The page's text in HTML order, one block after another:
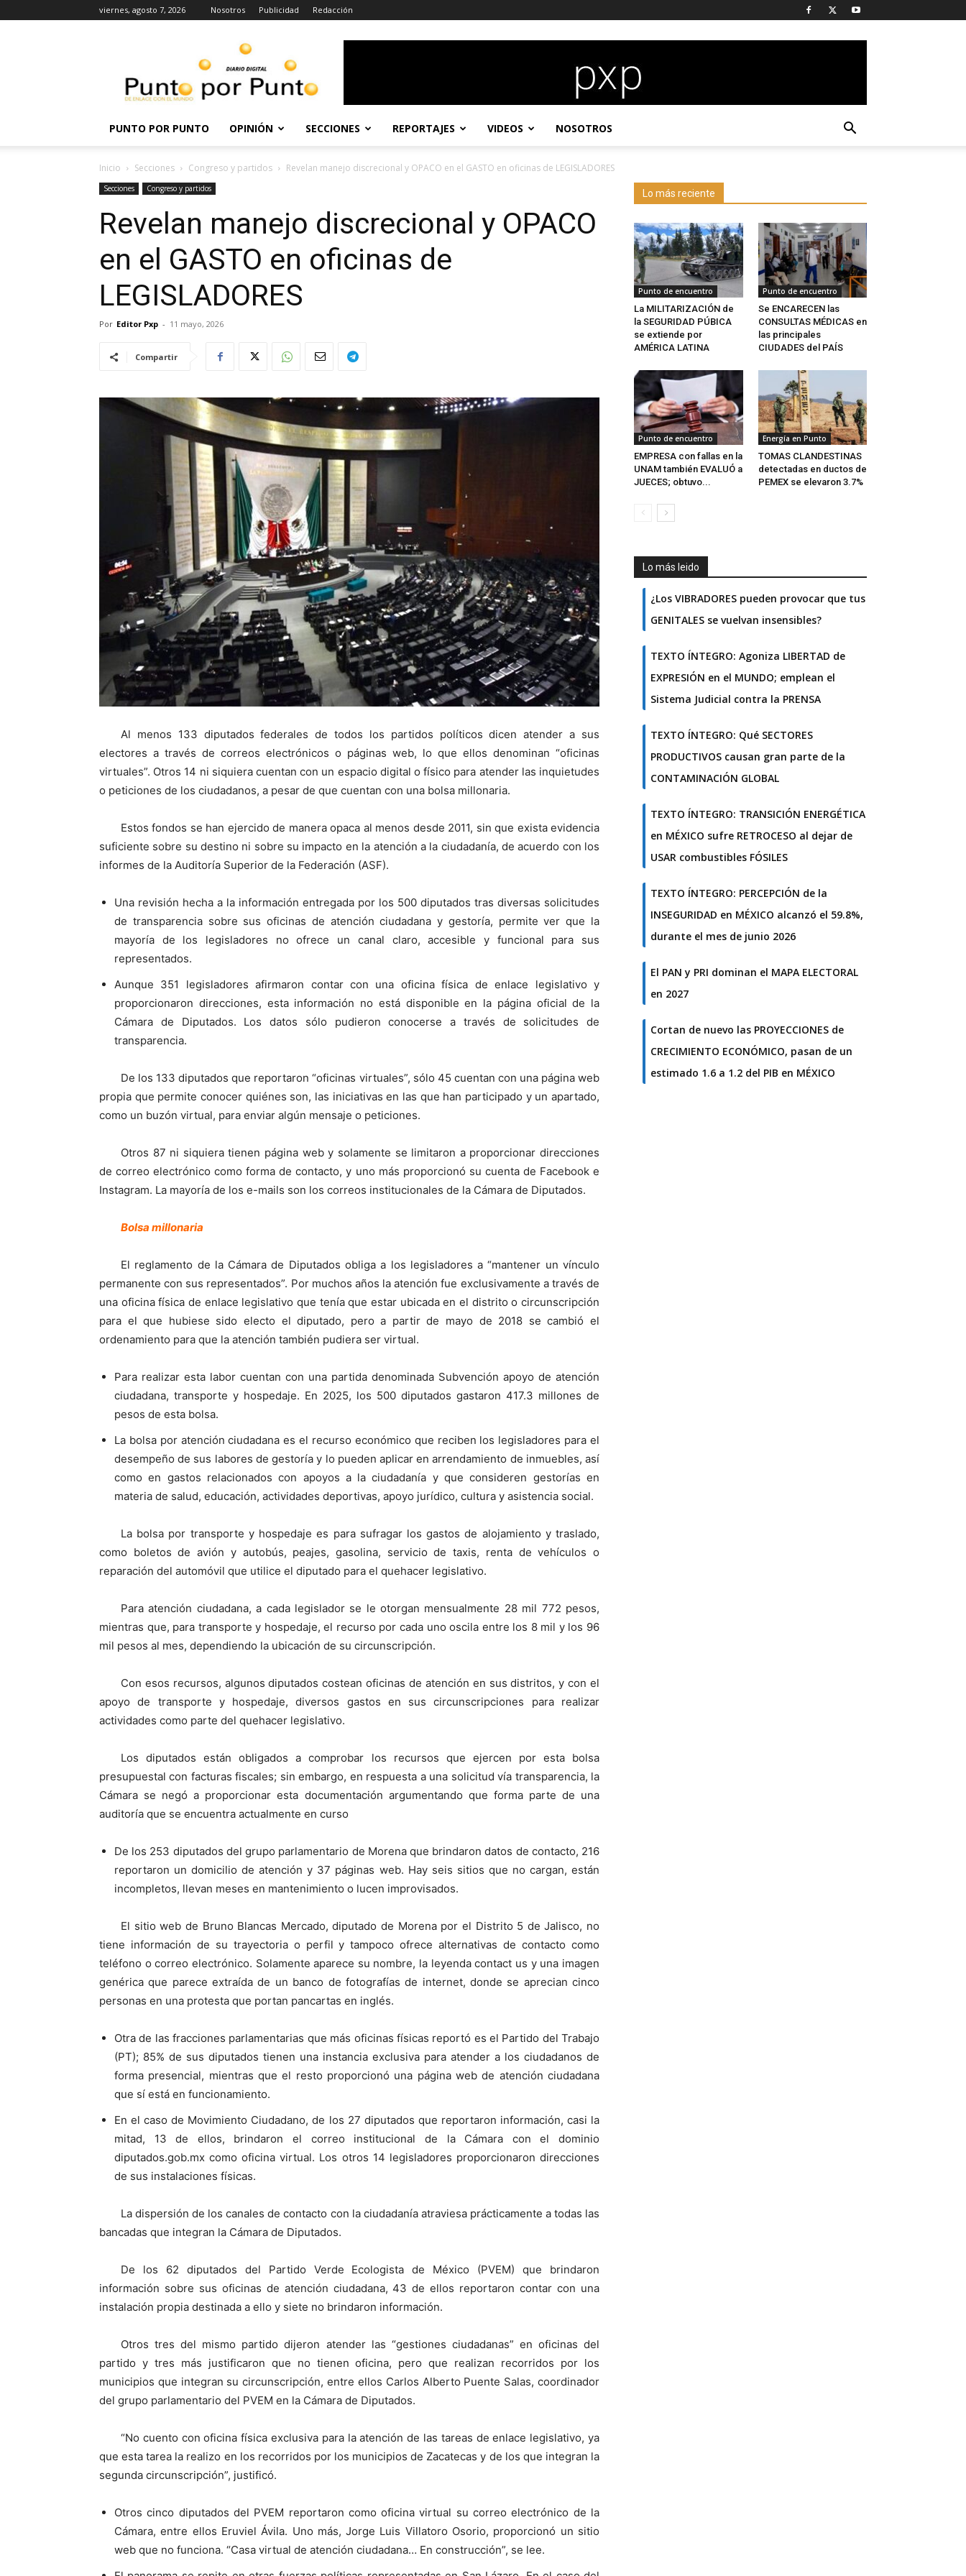
viernes, agosto 7, 2026 Nosotros Publicidad Redacción
Punto
PUNTO POR PUNTO OPINIÓN SECCIONES REPORTAJES VIDEOS NOSOTROS
Inicio Secciones Congreso y partidos Revelan manejo discrecional y OPACO en el GASTO en oficinas de LEGISLADORES
Secciones Congreso y partidos
Revelan manejo discrecional y OPACO
en el GASTO en oficinas de
LEGISLADORES
Por Editor Pxp - 11 mayo, 2026
Compartir
Al menos 133 diputados federales de todos los partidos políticos dicen atender a sus
electores a través de correos electrónicos o páginas web, lo que ellos denominan “oficinas
virtuales”. Otros 14 ni siquiera cuentan con un espacio digital o físico para atender las inquietudes
o peticiones de los ciudadanos, a pesar de que cuentan con una bolsa millonaria.
Estos fondos se han ejercido de manera opaca al menos desde 2011, sin que exista evidencia
suficiente sobre su destino ni sobre su impacto en la atención a la ciudadanía, de acuerdo con los
informes de la Auditoría Superior de la Federación (ASF).
Una revisión hecha a la información entregada por los 500 diputados tras diversas solicitudes
de transparencia sobre sus oficinas de atención ciudadana y gestoría, permite ver que la
mayoría de los legisladores no ofrece un canal claro, accesible y funcional para sus
representados.
Aunque 351 legisladores afirmaron contar con una oficina física de enlace legislativo y
proporcionaron direcciones, esta información no está disponible en la página oficial de la
Cámara de Diputados. Los datos sólo pudieron conocerse a través de solicitudes de
transparencia.
De los 133 diputados que reportaron “oficinas virtuales”, sólo 45 cuentan con una página web
propia que permite conocer quiénes son, las iniciativas en las que han participado y un apartado,
como un buzón virtual, para enviar algún mensaje o peticiones.
Otros 87 ni siquiera tienen página web y solamente se limitaron a proporcionar direcciones
de correo electrónico como forma de contacto, y uno más proporcionó su cuenta de Facebook e
Instagram. La mayoría de los e-mails son los correos institucionales de la Cámara de Diputados.
Bolsa millonaria
El reglamento de la Cámara de Diputados obliga a los legisladores a “mantener un vínculo
permanente con sus representados”. Por muchos años la atención fue exclusivamente a través de
una oficina física de enlace legislativo que tenía que estar ubicada en el distrito o circunscripción
para el que hubiese sido electo el diputado, pero a partir de mayo de 2018 se cambió el
ordenamiento para que la atención también pudiera ser virtual.
Para realizar esta labor cuentan con una partida denominada Subvención apoyo de atención
ciudadana, transporte y hospedaje. En 2025, los 500 diputados gastaron 417.3 millones de
pesos de esta bolsa.
La bolsa por atención ciudadana es el recurso económico que reciben los legisladores para el
desempeño de sus labores de gestoría y lo pueden aplicar en arrendamiento de inmuebles, así
como en gastos relacionados con apoyos a la ciudadanía y que consideren gestorías en
materia de salud, educación, actividades deportivas, apoyo jurídico, cultura y asistencia social.
La bolsa por transporte y hospedaje es para sufragar los gastos de alojamiento y traslado,
como boletos de avión y autobús, peajes, gasolina, servicio de taxis, renta de vehículos o
reparación del automóvil que utilice el diputado para el quehacer legislativo.
Para atención ciudadana, a cada legislador se le otorgan mensualmente 28 mil 772 pesos,
mientras que, para transporte y hospedaje, el recurso por cada uno oscila entre los 8 mil y los 96
mil pesos al mes, dependiendo la ubicación de su circunscripción.
Con esos recursos, algunos diputados costean oficinas de atención en sus distritos, y con el
apoyo de transporte y hospedaje, diversos gastos en sus circunscripciones para realizar
actividades como parte del quehacer legislativo.
Los diputados están obligados a comprobar los recursos que ejercen por esta bolsa
presupuestal con facturas fiscales; sin embargo, en respuesta a una solicitud vía transparencia, la
Cámara se negó a proporcionar esta documentación argumentando que forma parte de una
auditoría que se encuentra actualmente en curso
De los 253 diputados del grupo parlamentario de Morena que brindaron datos de contacto, 216
reportaron un domicilio de atención y 37 páginas web. Hay seis sitios que no cargan, están
incompletos, llevan meses en mantenimiento o lucen improvisados.
El sitio web de Bruno Blancas Mercado, diputado de Morena por el Distrito 5 de Jalisco, no
tiene información de su trayectoria o perfil y tampoco ofrece alternativas de contacto como
teléfono o correo electrónico. Solamente aparece su nombre, la leyenda contact us y una imagen
genérica que parece extraída de un banco de fotografías de internet, donde se aprecian cinco
personas en una protesta que portan pancartas en inglés.
Otra de las fracciones parlamentarias que más oficinas físicas reportó es el Partido del Trabajo
(PT); 85% de sus diputados tienen una instancia exclusiva para atender a los ciudadanos de
forma presencial, mientras que el resto proporcionó una página web de atención ciudadana
que sí está en funcionamiento.
En el caso de Movimiento Ciudadano, de los 27 diputados que reportaron información, casi la
mitad, 13 de ellos, brindaron el correo institucional de la Cámara con el dominio
diputados.gob.mx como oficina virtual. Los otros 14 legisladores proporcionaron direcciones
de sus instalaciones físicas.
La dispersión de los canales de contacto con la ciudadanía atraviesa prácticamente a todas las
bancadas que integran la Cámara de Diputados.
De los 62 diputados del Partido Verde Ecologista de México (PVEM) que brindaron
información sobre sus oficinas de atención ciudadana, 43 de ellos reportaron contar con una
instalación propia destinada a ello y siete no brindaron información.
Otros tres del mismo partido dijeron atender las “gestiones ciudadanas” en oficinas del
partido y tres más justificaron que no tienen oficina, pero que realizan recorridos por los
municipios que integran su circunscripción, entre ellos Carlos Alberto Puente Salas, coordinador
del grupo parlamentario del PVEM en la Cámara de Diputados.
“No cuento con oficina física exclusiva para la atención de las tareas de enlace legislativo, ya
que esta tarea la realizo en los recorridos por los municipios de Zacatecas y de los que integran la
segunda circunscripción”, justificó.
Otros cinco diputados del PVEM reportaron como oficina virtual su correo electrónico de la
Cámara, entre ellos Eruviel Ávila. Uno más, Jorge Luis Villatoro Osorio, proporcionó un sitio
web que no funciona. “Casa virtual de atención ciudadana… En construcción”, se lee.
Lo más reciente
Punto de encuentro
La MILITARIZACIÓN de
la SEGURIDAD PÚBICA
se extiende por
AMÉRICA LATINA
Punto de encuentro
Se ENCARECEN las
CONSULTAS MÉDICAS en
las principales
CIUDADES del PAÍS
Punto de encuentro
EMPRESA con fallas en la
UNAM también EVALUÓ a
JUECES; obtuvo...
Energía en Punto
TOMAS CLANDESTINAS
detectadas en ductos de
PEMEX se elevaron 3.7%
Lo más leido
¿Los VIBRADORES pueden provocar que tus
GENITALES se vuelvan insensibles?
TEXTO ÍNTEGRO: Agoniza LIBERTAD de
EXPRESIÓN en el MUNDO; emplean el
Sistema Judicial contra la PRENSA
TEXTO ÍNTEGRO: Qué SECTORES
PRODUCTIVOS causan gran parte de la
CONTAMINACIÓN GLOBAL
TEXTO ÍNTEGRO: TRANSICIÓN ENERGÉTICA
en MÉXICO sufre RETROCESO al dejar de
USAR combustibles FÓSILES
TEXTO ÍNTEGRO: PERCEPCIÓN de la
INSEGURIDAD en MÉXICO alcanzó el 59.8%,
durante el mes de junio 2026
El PAN y PRI dominan el MAPA ELECTORAL
en 2027
Cortan de nuevo las PROYECCIONES de
CRECIMIENTO ECONÓMICO, pasan de un
estimado 1.6 a 1.2 del PIB en MÉXICO